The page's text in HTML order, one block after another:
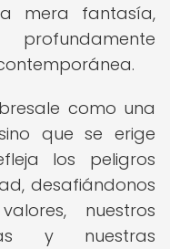
mera fantasía,
como una
que se erige
los peligros
desafiándonos
nuestros
y nuestras